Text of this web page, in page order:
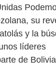
su
y la
líderes
de